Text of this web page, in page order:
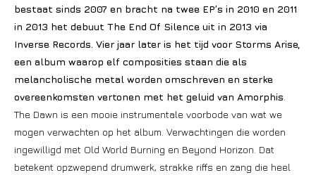
bestaat sinds 2007 en bracht na twee EP’s in 2010 en 2011
in 2013 het debuut The End Of Silence uit in 2013 via
Inverse Records. Vier jaar later is het tijd voor Storms Arise,
een album waarop elf composities staan die als
melancholische metal worden omschreven en sterke
overeenkomsten vertonen met het geluid van Amorphis
The Dawn is een mooie instrumentale voorbode van wat we
mogen verwachten op het album. Verwachtingen die worden
ingewilligd met Old World Burning en Beyond Horizon. Dat
betekent opzwepend drumwerk, strakke riffs en zang die heel